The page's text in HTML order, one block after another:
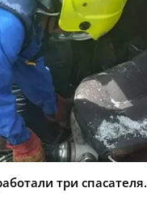
три спасателя.